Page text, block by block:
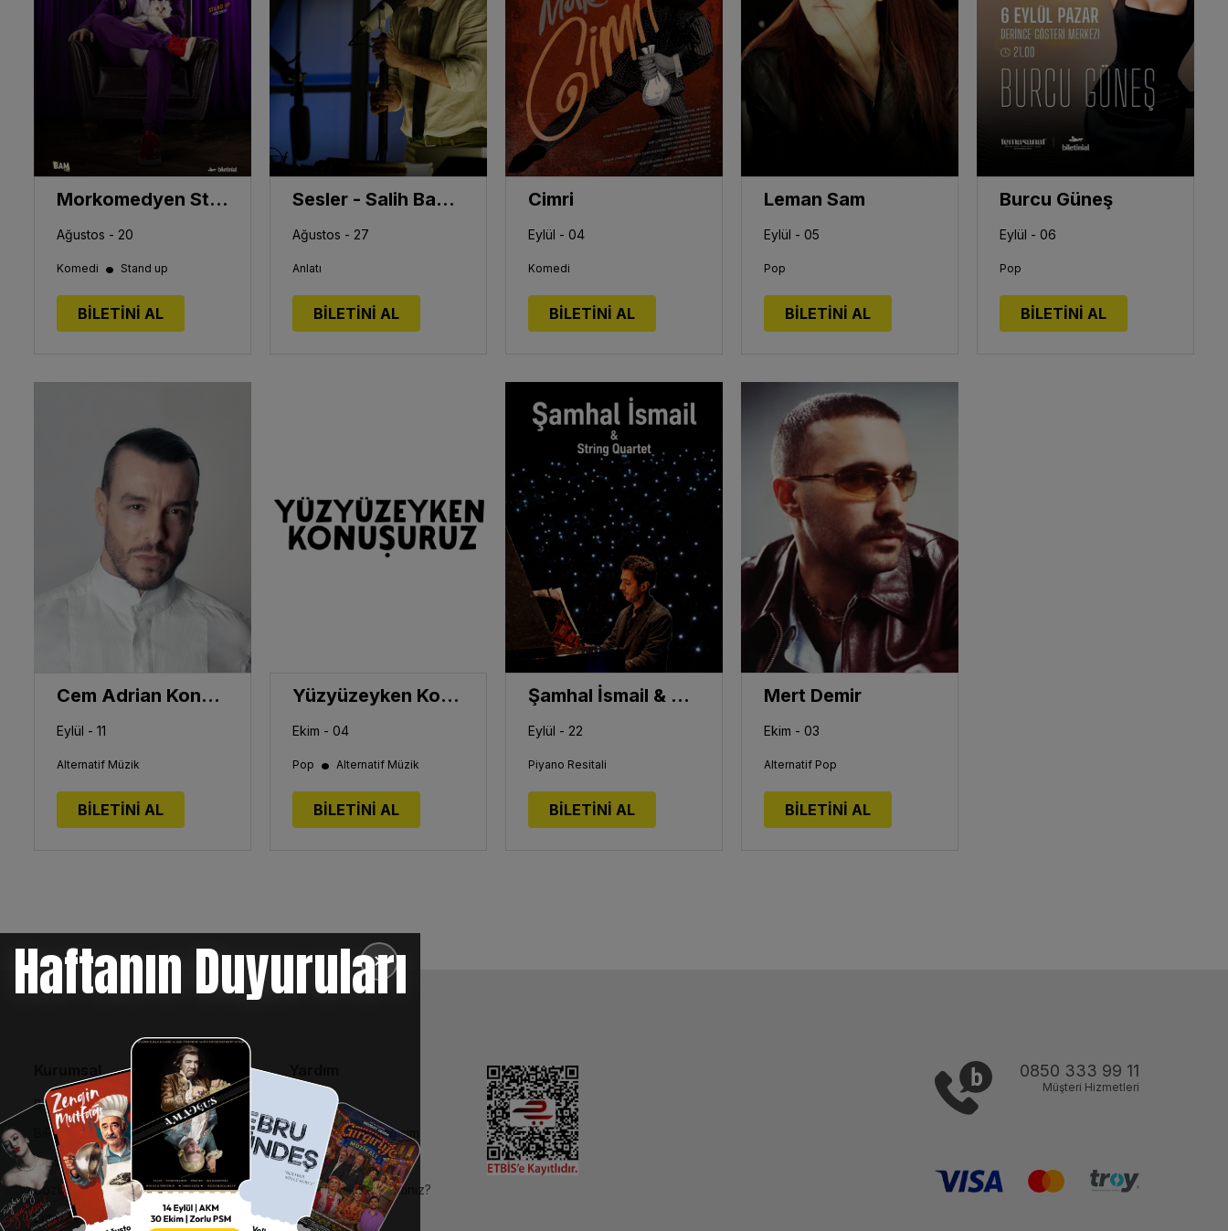
Morkomedyen Stand Up
Ağustos - 20
Komedi • Stand up
BİLETİNİ AL
Sesler - Salih Bademci
Ağustos - 27
Anlatı
BİLETİNİ AL
Cimri
Eylül - 04
Komedi
BİLETİNİ AL
Leman Sam
Eylül - 05
Pop
BİLETİNİ AL
Burcu Güneş
Eylül - 06
Pop
BİLETİNİ AL
Cem Adrian Konseri
Eylül - 11
Alternatif Müzik
BİLETİNİ AL
Yüzyüzeyken Konuşuruz
Ekim - 04
Pop • Alternatif Müzik
BİLETİNİ AL
Şamhal İsmail & String Quartet
Eylül - 22
Piyano Resitali
BİLETİNİ AL
Mert Demir
Ekim - 03
Alternatif Pop
BİLETİNİ AL
✕
Haftanın Duyuruları
Bilgi Toplumu Hizmetleri
BiPuan Kurallar & Koşullar
Kişisel Verilerin Korunması
Sözleşme ve Politikalar
Entegre Yönetim Sistemi Politikası
İptal, İade ve Değişim
Nasıl Bilet Alınır
Biletinizi Mi Kaybettiniz?
0850 333 99 11
Müşteri Hizmetleri